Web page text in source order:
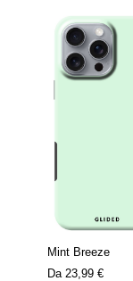
Mint Breeze
Da 23,99 €